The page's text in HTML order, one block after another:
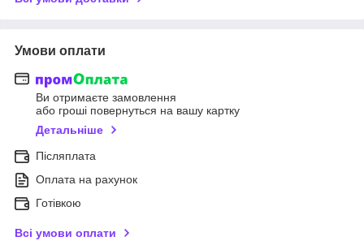
Умови оплати
Ви отримаєте замовлення
або гроші повернуться на вашу картку
Детальніше
Післяплата
Оплата на рахунок
Готівкою
Всі умови оплати